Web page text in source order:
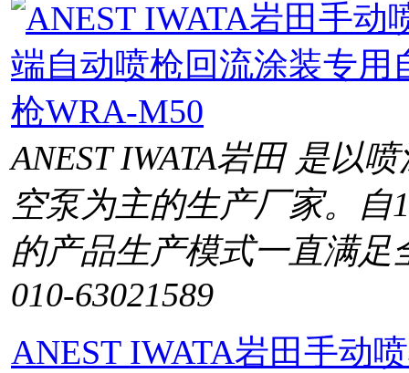
ANEST IWATA岩田 是以
空泵为主的生产厂家。自
的产品生产模式一直满足
010-63021589
ANEST IWATA岩田手动